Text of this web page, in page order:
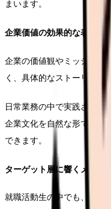
まいます。
企業価値の効果的な表現方法
企業の価値観やミッション
く、具体的なストーリーや
日常業務の中で実践されて
企業文化を自然な形で表現
できます。
ターゲット層に響くメッセ
就職活動生の中でも、特に